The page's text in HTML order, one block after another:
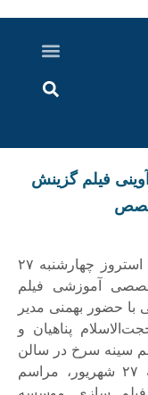
فیلم گزینش
سینمای انقلابی، نیازمند نیروهای انقلابی استروز چهارشنبه ۲۷
آموزشی فیلم
حضور بهمنی مدیر
پناهیان و
سینه سرخ در سالن
سیدالشهداء برگزار شد. روز چهارشنبه ۲۷ شهریور، مراسم